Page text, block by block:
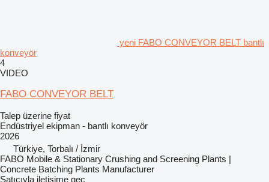
yeni FABO CONVEYOR BELT bantlı
konveyör
4
VIDEO
FABO CONVEYOR BELT
Talep üzerine fiyat
Endüstriyel ekipman - bantlı konveyör
2026
Türkiye, Torbalı / İzmir
FABO Mobile & Stationary Crushing and Screening Plants |
Concrete Batching Plants Manufacturer
Satıcıyla iletişime geç